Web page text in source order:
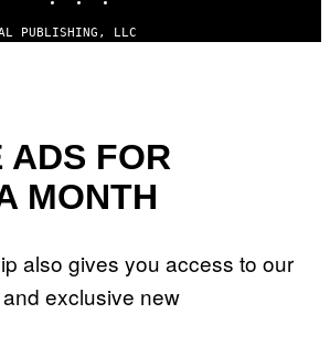
PUBLISHING, LLC
ADS FOR
MONTH
also gives you access to our
exclusive new